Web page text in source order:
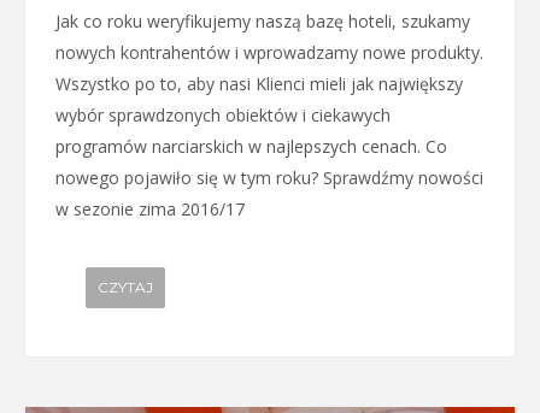
Jak co roku weryfikujemy naszą bazę hoteli, szukamy
nowych kontrahentów i wprowadzamy nowe produkty.
Wszystko po to, aby nasi Klienci mieli jak największy
wybór sprawdzonych obiektów i ciekawych
programów narciarskich w najlepszych cenach. Co
nowego pojawiło się w tym roku? Sprawdźmy nowości
w sezonie zima 2016/17
CZYTAJ